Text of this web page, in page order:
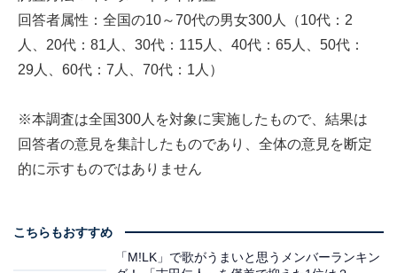
回答者属性：全国の10～70代の男女300人（10代：2
人、20代：81人、30代：115人、40代：65人、50代：
29人、60代：7人、70代：1人）
※本調査は全国300人を対象に実施したもので、結果は
回答者の意見を集計したものであり、全体の意見を断定
的に示すものではありません
こちらもおすすめ
「M!LK」で歌がうまいと思うメンバーランキン